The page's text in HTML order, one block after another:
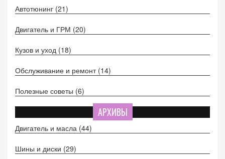
Автотюнинг (21)
Двигатель и ГРМ (20)
Кузов и уход (18)
Обслуживание и ремонт (14)
Полезные советы (6)
АРХИВЫ
Двигатель и масла (44)
Шины и диски (29)